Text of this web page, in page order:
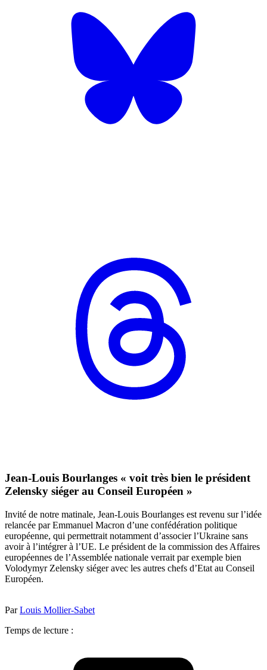
Jean-Louis Bourlanges « voit très bien le président
Zelensky siéger au Conseil Européen »
Invité de notre matinale, Jean-Louis Bourlanges est revenu sur l’idée
relancée par Emmanuel Macron d’une confédération politique
européenne, qui permettrait notamment d’associer l’Ukraine sans
avoir à l’intégrer à l’UE. Le président de la commission des Affaires
européennes de l’Assemblée nationale verrait par exemple bien
Volodymyr Zelensky siéger avec les autres chefs d’Etat au Conseil
Européen.
ParLouis Mollier-Sabet
Temps de lecture :